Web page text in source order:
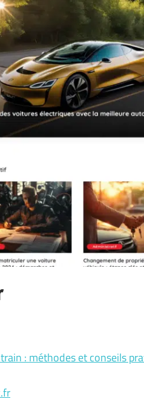
: méthodes et conseils